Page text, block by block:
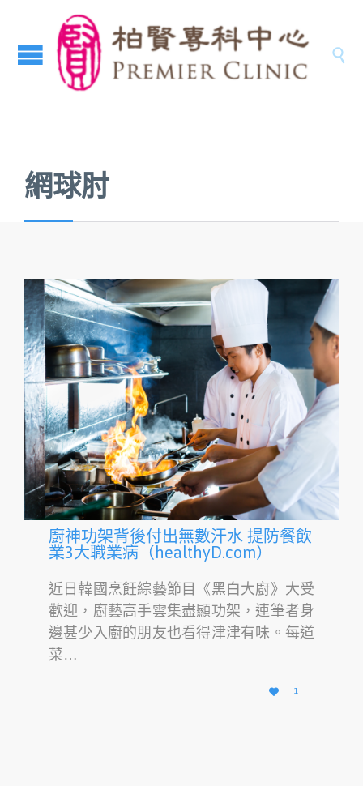

網球肘
廚神功架背後付出無數汗水 提防餐飲
業3大職業病（healthyD.com）
近日韓國烹飪綜藝節目《黑白大廚》大受
歡迎，廚藝高手雲集盡顯功架，連筆者身
邊甚少入廚的朋友也看得津津有味。每道
菜…

愛1